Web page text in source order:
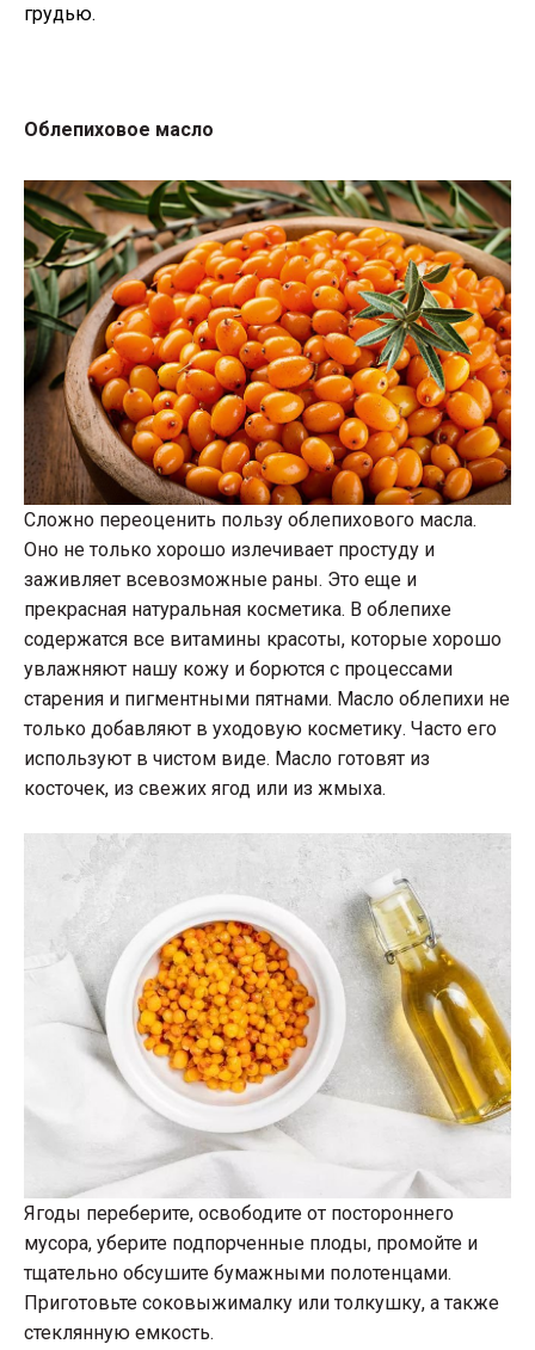
грудью.
Облепиховое масло
Сложно переоценить пользу облепихового масла.
Оно не только хорошо излечивает простуду и
заживляет всевозможные раны. Это еще и
прекрасная натуральная косметика. В облепихе
содержатся все витамины красоты, которые хорошо
увлажняют нашу кожу и борются с процессами
старения и пигментными пятнами. Масло облепихи не
только добавляют в уходовую косметику. Часто его
используют в чистом виде. Масло готовят из
косточек, из свежих ягод или из жмыха.
Ягоды переберите, освободите от постороннего
мусора, уберите подпорченные плоды, промойте и
тщательно обсушите бумажными полотенцами.
Приготовьте соковыжималку или толкушку, а также
стеклянную емкость.